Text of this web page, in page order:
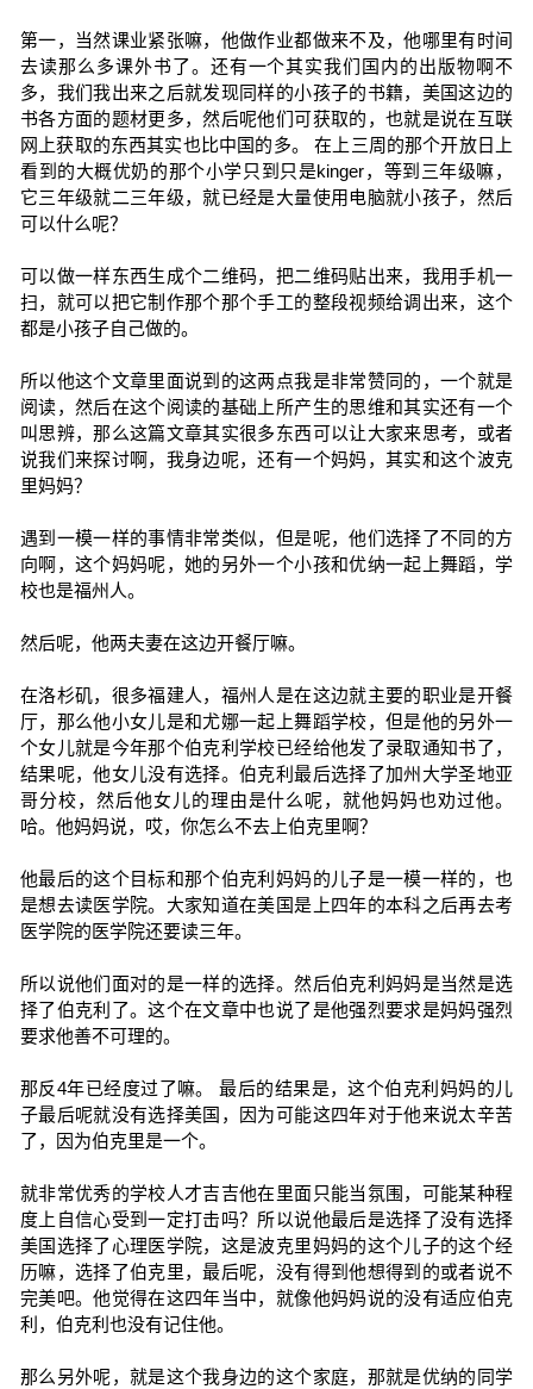
第一，当然课业紧张嘛，他做作业都做来不及，他哪里有时间
去读那么多课外书了。还有一个其实我们国内的出版物啊不
多，我们我出来之后就发现同样的小孩子的书籍，美国这边的
书各方面的题材更多，然后呢他们可获取的，也就是说在互联
网上获取的东西其实也比中国的多。 在上三周的那个开放日上
看到的大概优奶的那个小学只到只是kinger，等到三年级嘛，
它三年级就二三年级，就已经是大量使用电脑就小孩子，然后
可以什么呢？
可以做一样东西生成个二维码，把二维码贴出来，我用手机一
扫，就可以把它制作那个那个手工的整段视频给调出来，这个
都是小孩子自己做的。
所以他这个文章里面说到的这两点我是非常赞同的，一个就是
阅读，然后在这个阅读的基础上所产生的思维和其实还有一个
叫思辨，那么这篇文章其实很多东西可以让大家来思考，或者
说我们来探讨啊，我身边呢，还有一个妈妈，其实和这个波克
里妈妈？
遇到一模一样的事情非常类似，但是呢，他们选择了不同的方
向啊，这个妈妈呢，她的另外一个小孩和优纳一起上舞蹈，学
校也是福州人。
然后呢，他两夫妻在这边开餐厅嘛。
在洛杉矶，很多福建人，福州人是在这边就主要的职业是开餐
厅，那么他小女儿是和尤娜一起上舞蹈学校，但是他的另外一
个女儿就是今年那个伯克利学校已经给他发了录取通知书了，
结果呢，他女儿没有选择。伯克利最后选择了加州大学圣地亚
哥分校，然后他女儿的理由是什么呢，就他妈妈也劝过他。
哈。他妈妈说，哎，你怎么不去上伯克里啊？
他最后的这个目标和那个伯克利妈妈的儿子是一模一样的，也
是想去读医学院。大家知道在美国是上四年的本科之后再去考
医学院的医学院还要读三年。
所以说他们面对的是一样的选择。然后伯克利妈妈是当然是选
择了伯克利了。这个在文章中也说了是他强烈要求是妈妈强烈
要求他善不可理的。
那反4年已经度过了嘛。 最后的结果是，这个伯克利妈妈的儿
子最后呢就没有选择美国，因为可能这四年对于他来说太辛苦
了，因为伯克里是一个。
就非常优秀的学校人才吉吉他在里面只能当氛围，可能某种程
度上自信心受到一定打击吗？所以说他最后是选择了没有选择
美国选择了心理医学院，这是波克里妈妈的这个儿子的这个经
历嘛，选择了伯克里，最后呢，没有得到他想得到的或者说不
完美吧。他觉得在这四年当中，就像他妈妈说的没有适应伯克
利，伯克利也没有记住他。
那么另外呢，就是这个我身边的这个家庭，那就是优纳的同学